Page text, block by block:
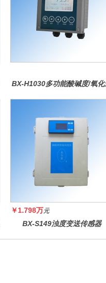
BX-H1030多功能酸碱度/氧化
￥1.798万元
BX-S149浊度变送传感器